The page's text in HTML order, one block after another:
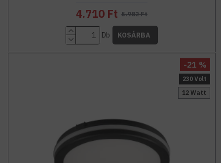
4.710 Ft 5.982 Ft
Db KOSÁRBA
12 Watt
230 Volt
-21 %